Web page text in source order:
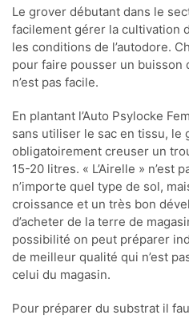
Le grover débutant dans le
facilement gérer la cultivation
les conditions de l’autodore.
pour faire pousser un buisson
n’est pas facile.
En plantant l’Auto Psylocke
sans utiliser le sac en tissu, le
obligatoirement creuser un
15-20 litres. « L’Airelle » n’est
n’importe quel type de sol,
croissance et un très bon
d’acheter de la terre de
possibilité on peut préparer
de meilleur qualité qui n’est
celui du magasin.
Pour préparer du substrat il